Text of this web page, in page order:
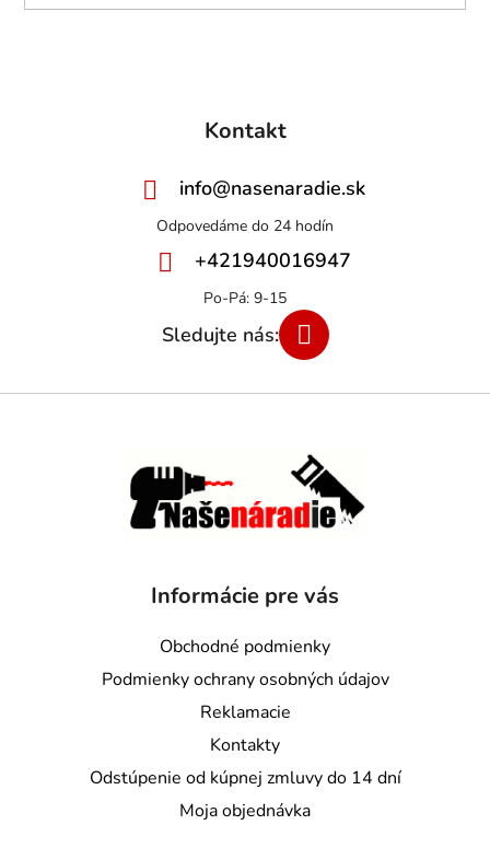
Kontakt
info@nasenaradie.sk
+421940016947
Informácie pre vás
Obchodné podmienky
Podmienky ochrany osobných údajov
Reklamacie
Kontakty
Odstúpenie od kúpnej zmluvy do 14 dní
Moja objednávka